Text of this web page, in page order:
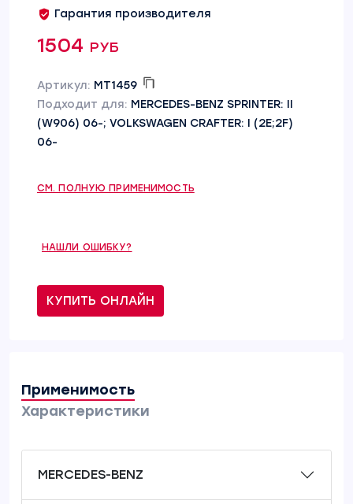
Гарантия производителя
1504 руб
Артикул: MT1459
Подходит для: MERCEDES-BENZ SPRINTER: II
(W906) 06-; VOLKSWAGEN CRAFTER: I (2E;2F)
06-
СМ. ПОЛНУЮ ПРИМЕНИМОСТЬ
НАШЛИ ОШИБКУ?
КУПИТЬ ОНЛАЙН
Применимость
Характеристики
MERCEDES-BENZ